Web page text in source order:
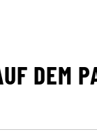
DEM